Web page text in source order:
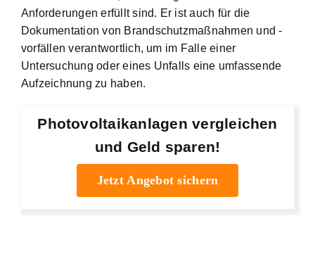
Anforderungen erfüllt sind. Er ist auch für die
Dokumentation von Brandschutzmaßnahmen und -
vorfällen verantwortlich, um im Falle einer
Untersuchung oder eines Unfalls eine umfassende
Aufzeichnung zu haben.
Photovoltaikanlagen vergleichen
und Geld sparen!
Jetzt Angebot sichern